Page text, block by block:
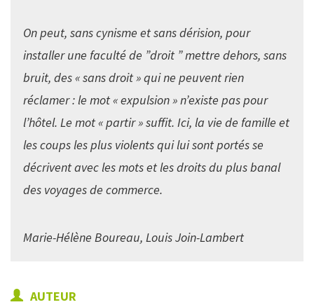
On peut, sans cynisme et sans dérision, pour
installer une faculté de ”droit ” mettre dehors, sans
bruit, des « sans droit » qui ne peuvent rien
réclamer : le mot « expulsion » n’existe pas pour
l’hôtel. Le mot « partir » suffit. Ici, la vie de famille et
les coups les plus violents qui lui sont portés se
décrivent avec les mots et les droits du plus banal
des voyages de commerce.
Marie-Hélène Boureau, Louis Join-Lambert
AUTEUR